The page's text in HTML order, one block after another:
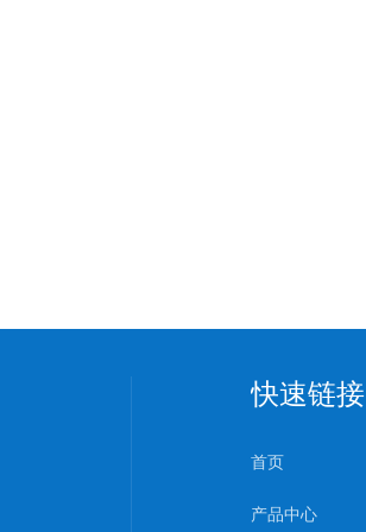
快速链接
首页
产品中心